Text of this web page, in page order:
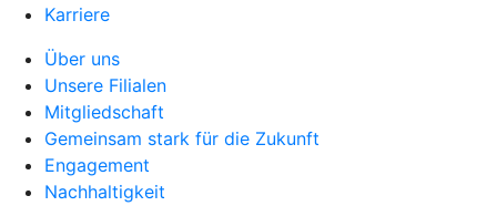
Karriere
Über uns
Unsere Filialen
Mitgliedschaft
Gemeinsam stark für die Zukunft
Engagement
Nachhaltigkeit